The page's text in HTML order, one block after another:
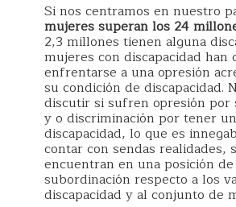
Si nos centramos en nuestro
mujeres superan los 24
2,3 millones tienen alguna
mujeres con discapacidad han
enfrentarse a una opresión
su condición de discapacidad.
discutir si sufren opresión por
y o discriminación por tener
discapacidad, lo que es
contar con sendas realidades,
encuentran en una posición de
subordinación respecto a los
discapacidad y al conjunto de